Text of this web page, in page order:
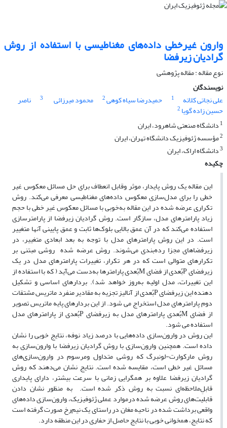
وارون غیرخطی داده‌های مغناطیسی با استفاده از روش
گرادیان زیرفضا
نوع مقاله : مقاله پژوهشی‌
نویسندگان
علی نجاتی کلاته
1 حمیدرضا سیاه کوهی2 محمود میرزائی 3 ناصر
حسین زاده گویا 2
1 دانشگاه صنعتی شاهرود، ایران
2مؤسسه ژئوفیزیک دانشگاه تهران، ایران
3دانشگاه اراک، ایران
چکیده
این مقاله یک روش پایدار، موثر وقابل انعطاف برای حل مسائل معکوس غیر
خطی را برای مدل‌سازی معکوس داده‌های مغناطیسی معرفی می‌کند. روش
تکراری عرضه شده در این مقاله به‌‌خوبی با مسائل معکوس غیر خطی با حجم
زیاد پارامترهای مدل، سازگار است. روش گرادیان زیرفضا از پارامترسازی
استفاده می‌کند که در آن عمق بالایی بلوک‌ها ثابت و عمق پایینی آنها متغییر
است. در این روش پارامترهای مدل با توجه به بعد ابعادی متغییر، در
زیرفضاهای مجزا رده‌بندی می‌شوند. روش عرضه شده روشی مبتنی بر
تکرارهای متوالی است که در هر تکرار، تغییرات پارامترهای مدل در یک
زیرفضای Pبُعدی از فضای Mبُعدی پارامترها به‌دست می‌آید ( که با استفاده از
این تغییرات، مدل اولیه به‌‌روز خواهد شد). بردارهای اساسی و تشکیل
دهنده این زیرفضای Pبُعدی از آنالیز تجزیه به مقادیر منفرد ماتریس مشتقات
دوم پارامترهای مدل استخراج می شود. از این بردارهای پایه ماتریس تصویر
از فضای Mبُعدی پارامترهای مدل به زیرفضای Pبُعدی از پارامترهای مدل
استفاده می شود.
این روش در وارون‌سازی داده‌هایی با درصد زیاد نوفه، نتایج خوبی را نشان
داده است. همچنین وارون‌‌سازی با روش گرادیان زیرفضا با وارون‌‌سازی به
روش مارکوارت-لونبرگ که روشی متداول ومرسوم در وارون‌‌سازی‌های
مسائل غیر خطی است، مقایسه شده است. نتایج نشان می‌دهند که روش
گرادیان زیرفضا علاوه بر همگرایی زمانی با سرعت بیشتر، دارای پایداری
قابلِ‌‌ملاحظه‌ای نسبت به روش ذکر شده است. به منظور نشان دادن
قابلیت‌های روش عرضه شده درموارد عملی ژئوفیزیک، وارون‌سازی داده‌های
واقعی برداشت شده در ناحیه مغان در راستای یک نیم‌رخ صورت گرفته است
که نتایج، همخوانی خوبی با نتایج حاصل از حفاری در این منطقه دارد.